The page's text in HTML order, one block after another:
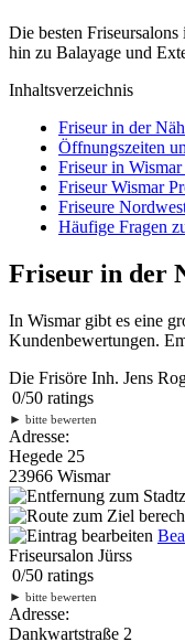
Die besten
hin zu Balayage und
Inhaltsverzeichnis
Friseur in der
Öffnungszeiten
Friseur in
Friseur Wismar
Friseure
Häufige Fragen
Friseur in der
In Wismar gibt es eine
Kundenbewertungen.
Die Frisöre Inh. Jens
0/50 ratings
► bitte bewerten
Adresse:
Hegede 25
23966 Wismar
Friseursalon Jürss
0/50 ratings
► bitte bewerten
Adresse:
Dankwartstraße 2